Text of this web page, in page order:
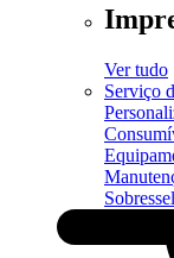
Ver tudo
Serviço